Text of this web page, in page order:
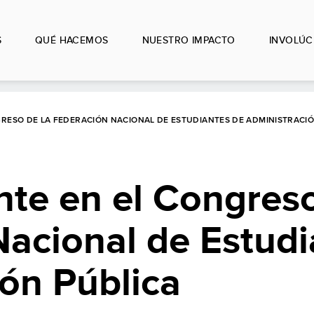
QUÉ HACEMOS NUESTRO IMPACTO
DE LA FEDERACIÓN NACIONAL DE ESTUDIANTES DE
en el
de
Pública